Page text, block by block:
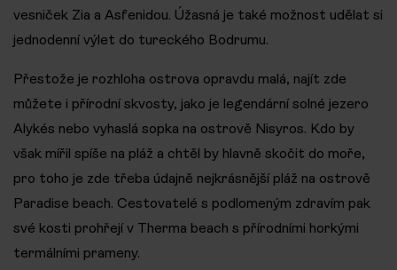
vesniček Zia a Asfenidou. Úžasná je také možnost udělat si
jednodenní výlet do tureckého Bodrumu.
Přestože je rozhloha ostrova opravdu malá, najít zde
můžete i přírodní skvosty, jako je legendární solné jezero
Alykés nebo vyhaslá sopka na ostrově Nisyros. Kdo by
však mířil spíše na pláž a chtěl by hlavně skočit do moře,
pro toho je zde třeba údajně nejkrásnější pláž na ostrově
Paradise beach. Cestovatelé s podlomeným zdravím pak
své kosti prohřejí v Therma beach s přírodními horkými
termálními prameny.